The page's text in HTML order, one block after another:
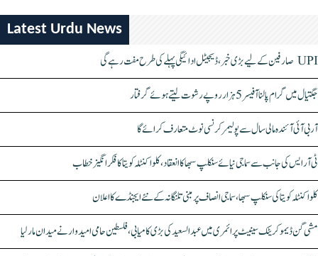
Latest Urdu News
UPI صارفین کے لیے بڑی خبر، ڈیجیٹل ادائیگی پہلے کی طرح مفت رہے گی
جگتیال میں گرام پالنا آفیسر 5 ہزار روپے رشوت لیتے ہوئے گرفتار
آر بی آئی آئندہ مالی سال سے پولیمر کرنسی نوٹ متعارف کرائے گا
ٹی آر ایس کی جانب سے سماجی نیائے سنکلپ سبھا کا انعقاد، کلواکنٹلہ کویتا کا فکر انگیز خطاب
کلواکنٹلہ کویتا کی سنکلپ سبھا، سماجی انصاف پر مبنی تلنگانہ کے نئے ایجنڈے کا اعلان
مشی گن ڈیموکریٹک سینیٹ پرائمری میں عبدالسعید کی بڑی کامیابی، فلسطین حامی امیدوار نے میدان مار لیا